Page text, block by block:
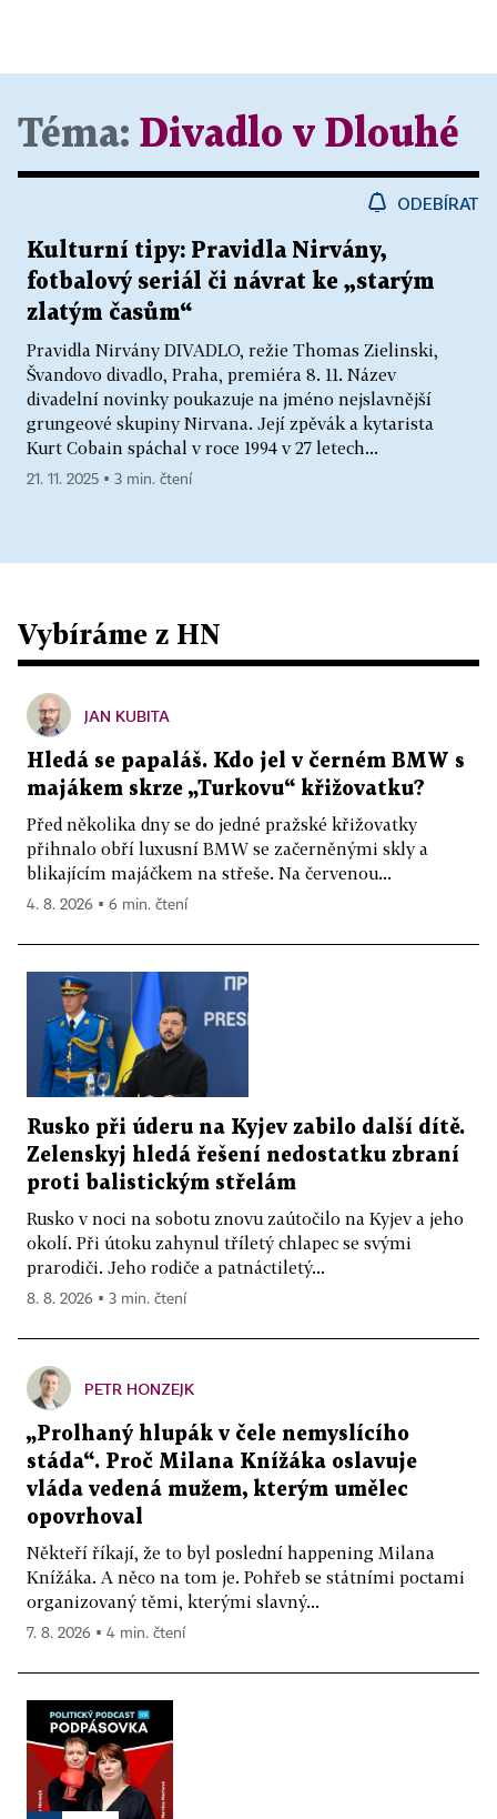
Téma: Divadlo v Dlouhé
ODEBÍRAT
Kulturní tipy: Pravidla Nirvány,
fotbalový seriál či návrat ke „starým
zlatým časům“
Pravidla Nirvány DIVADLO, režie Thomas Zielinski,
Švandovo divadlo, Praha, premiéra 8. 11. Název
divadelní novinky poukazuje na jméno nejslavnější
grungeové skupiny Nirvana. Její zpěvák a kytarista
Kurt Cobain spáchal v roce 1994 v 27 letech...
21. 11. 2025 ▪ 3 min. čtení
Vybíráme z HN
JAN KUBITA
Hledá se papaláš. Kdo jel v černém BMW s
majákem skrze „Turkovu“ křižovatku?
Před několika dny se do jedné pražské křižovatky
přihnalo obří luxusní BMW se začerněnými skly a
blikajícím majáčkem na střeše. Na červenou...
4. 8. 2026 ▪ 6 min. čtení
Rusko při úderu na Kyjev zabilo další dítě.
Zelenskyj hledá řešení nedostatku zbraní
proti balistickým střelám
Rusko v noci na sobotu znovu zaútočilo na Kyjev a jeho
okolí. Při útoku zahynul tříletý chlapec se svými
prarodiči. Jeho rodiče a patnáctiletý...
8. 8. 2026 ▪ 3 min. čtení
PETR HONZEJK
„Prolhaný hlupák v čele nemyslícího
stáda“. Proč Milana Knížáka oslavuje
vláda vedená mužem, kterým umělec
opovrhoval
Někteří říkají, že to byl poslední happening Milana
Knížáka. A něco na tom je. Pohřeb se státními poctami
organizovaný těmi, kterými slavný...
7. 8. 2026 ▪ 4 min. čtení